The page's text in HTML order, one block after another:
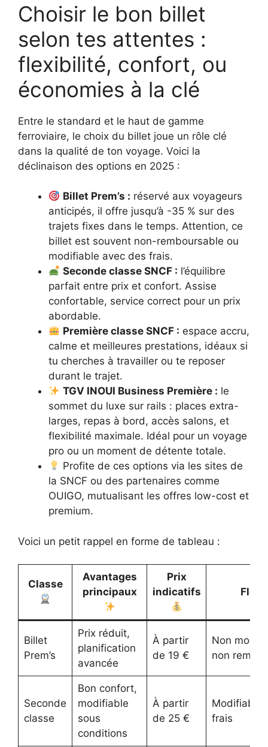
Choisir le bon billet
selon tes attentes :
flexibilité, confort, ou
économies à la clé
Entre le standard et le haut de gamme
ferroviaire, le choix du billet joue un rôle clé
dans la qualité de ton voyage. Voici la
déclinaison des options en 2025 :
Billet Prem’s : réservé aux voyageurs
anticipés, il offre jusqu’à -35 % sur des
trajets fixes dans le temps. Attention, ce
billet est souvent non-remboursable ou
modifiable avec des frais.
Seconde classe SNCF : l’équilibre
parfait entre prix et confort. Assise
confortable, service correct pour un prix
abordable.
Première classe SNCF : espace accru,
calme et meilleures prestations, idéaux si
tu cherches à travailler ou te reposer
durant le trajet.
TGV INOUI Business Première : le
sommet du luxe sur rails : places extra-
larges, repas à bord, accès salons, et
flexibilité maximale. Idéal pour un voyage
pro ou un moment de détente totale.
Profite de ces options via les sites de
la SNCF ou des partenaires comme
OUIGO, mutualisant les offres low-cost et
premium.
Voici un petit rappel en forme de tableau :
Classe
Avantages
principaux
Prix
indicatifs
Billet
Prem’s
Prix réduit,
planification
avancée
À partir
de 19 €
Non
non
Seconde
classe
Bon confort,
modifiable
sous
conditions
À partir
de 25 €
Modifiable
frais